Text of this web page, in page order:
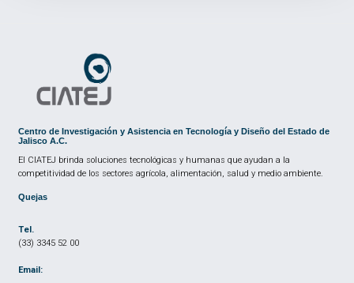
Centro de Investigación y Asistencia en Tecnología y Diseño del Estado de
Jalisco A.C.
El CIATEJ brinda soluciones tecnológicas y humanas que ayudan a la
competitividad de los sectores agrícola, alimentación, salud y medio ambiente.
Quejas
Tel.
(33) 3345 52 00
Email: